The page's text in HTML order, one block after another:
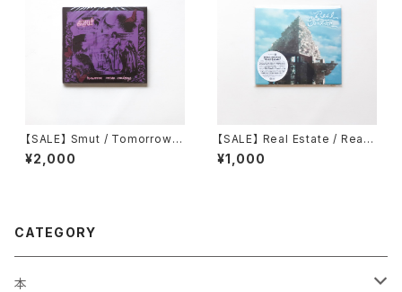
【SALE】 Smut / Tomorrow C
omes Crashing
¥2,000
【SALE】 Real Estate / Real
Estate
¥1,000
CATEGORY
本